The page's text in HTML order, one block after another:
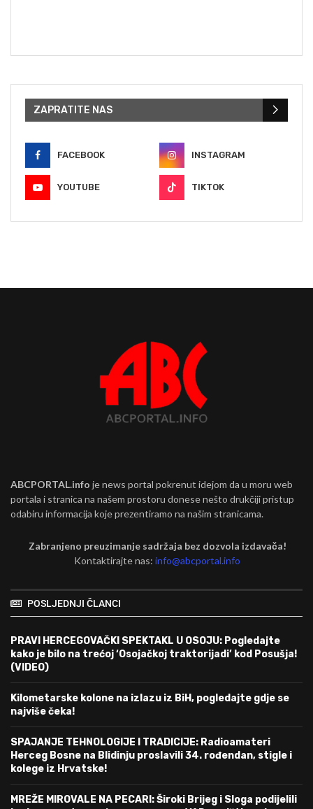
ZAPRATITE NAS
FACEBOOK INSTAGRAM
YOUTUBE TIKTOK
ABCPORTAL.info je news portal pokrenut idejom da u moru web
portala i stranica na našem prostoru donese nešto drukčiji pristup
odabiru informacija koje prezentiramo na našim stranicama.
Zabranjeno preuzimanje sadržaja bez dozvola izdavača!
Kontaktirajte nas:info@abcportal.info
POSLJEDNJI ČLANCI
PRAVI HERCEGOVAČKI SPEKTAKL U OSOJU: Pogledajte
kako je bilo na trećoj ‘Osojačkoj traktorijadi’ kod Posušja!
(VIDEO)
Kilometarske kolone na izlazu iz BiH, pogledajte gdje se
najviše čeka!
SPAJANJE TEHNOLOGIJE I TRADICIJE: Radioamateri
Herceg Bosne na Blidinju proslavili 34. rođendan, stigle i
kolege iz Hrvatske!
MREŽE MIROVALE NA PECARI: Široki Brijeg i Sloga podijelili